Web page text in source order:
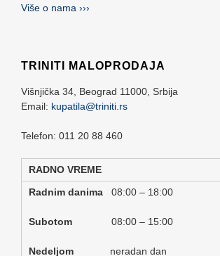
Više o nama ›››
TRINITI MALOPRODAJA
Višnjička 34, Beograd 11000, Srbija
Email: kupatila@triniti.rs
Telefon: 011 20 88 460
RADNO VREME
Radnim danima 08:00 – 18:00
Subotom 08:00 – 15:00
Nedeljom neradan dan